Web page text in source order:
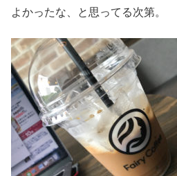
よかったな、と思ってる次第。